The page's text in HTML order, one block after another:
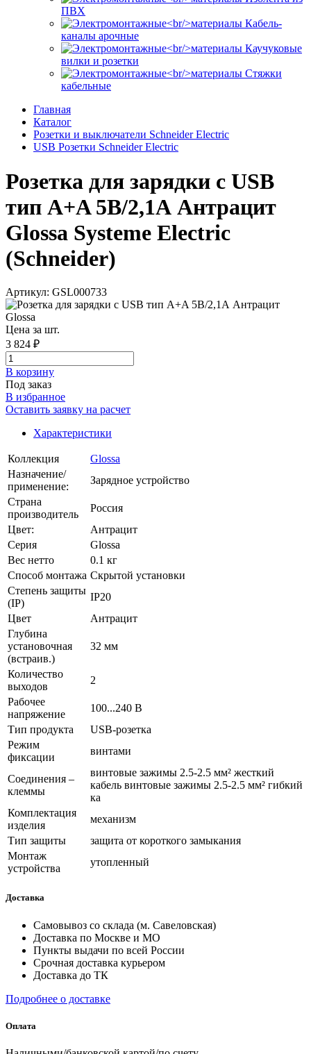
ПВХ
Кабель-
каналы арочные
Каучуковые
вилки и розетки
Стяжки
кабельные
Главная
Каталог
Розетки и выключатели Schneider Electric
USB Розетки Schneider Electric
Розетка для зарядки с USB
тип A+A 5В/2,1А Антрацит
Glossa Systeme Electric
(Schneider)
Артикул: GSL000733
Цена за шт.
3 824 ₽
В корзинy
Под заказ
В избранное
Оставить заявку на расчет
Характеристики
Коллекция
Glossa
Назначение/
применение:
Зарядное устройство
Страна
производитель
Россия
Цвет:
Антрацит
Серия
Glossa
Вес нетто
0.1 кг
Способ монтажа Скрытой установки
Степень защиты
(IP)
IP20
Цвет
Антрацит
Глубина
установочная
(встраив.)
32 мм
Количество
выходов
2
Рабочее
напряжение
100...240 В
Тип продукта
USB-розетка
Режим
фиксации
винтами
Соединения –
клеммы
винтовые зажимы 2.5-2.5 мм² жесткий
кабель винтовые зажимы 2.5-2.5 мм² гибкий
ка
Комплектация
изделия
механизм
Тип защиты
защита от короткого замыкания
Монтаж
устройства
утопленный
Доставка
Самовывоз со склада (м. Савеловская)
Доставка по Москве и МО
Пункты выдачи по всей России
Срочная доставка курьером
Доставка до ТК
Подробнее о доставке
Оплата